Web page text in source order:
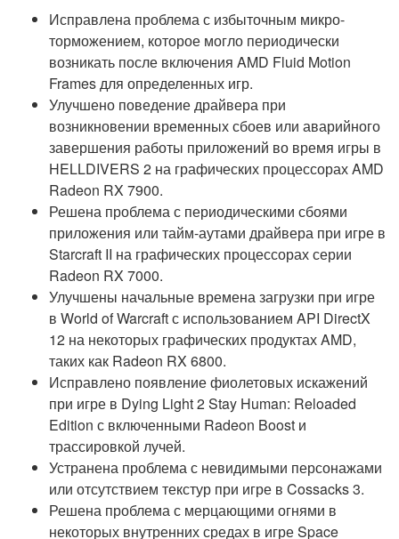
Исправлена проблема с избыточным микро-
торможением, которое могло периодически
возникать после включения AMD Fluid Motion
Frames для определенных игр.
Улучшено поведение драйвера при
возникновении временных сбоев или аварийного
завершения работы приложений во время игры в
HELLDIVERS 2 на графических процессорах AMD
Radeon RX 7900.
Решена проблема с периодическими сбоями
приложения или тайм-аутами драйвера при игре в
Starcraft II на графических процессорах серии
Radeon RX 7000.
Улучшены начальные времена загрузки при игре
в World of Warcraft с использованием API DirectX
12 на некоторых графических продуктах AMD,
таких как Radeon RX 6800.
Исправлено появление фиолетовых искажений
при игре в Dying Light 2 Stay Human: Reloaded
Edition с включенными Radeon Boost и
трассировкой лучей.
Устранена проблема с невидимыми персонажами
или отсутствием текстур при игре в Cossacks 3.
Решена проблема с мерцающими огнями в
некоторых внутренних средах в игре Space